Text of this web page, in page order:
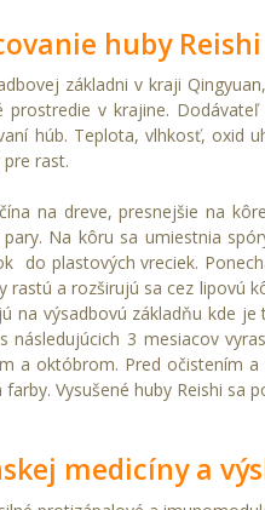
huby Reishi
základni v kraji
prostredie v krajine.
húb. Teplota, vlhkosť, oxid
rast.
na dreve, presnejšie na
Na kôru sa umiestnia
do plastových vreciek.
rastú a rozširujú sa cez lipovú
na výsadbovú základňu kde
3 mesiacov
a októbrom. Pred očistením a
Vysušené huby Reishi sa
medicíny a